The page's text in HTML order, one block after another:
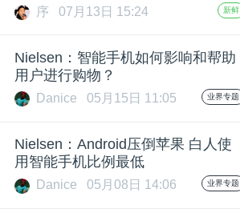
课
活
动
中
序 07月13日 15:24 新鲜
Nielsen：智能手机如何影响和帮助
用户进行购物？
Danice 05月15日 11:05 业界专题
Nielsen：Android压倒苹果 白人使
用智能手机比例最低
Danice 05月08日 14:06 业界专题